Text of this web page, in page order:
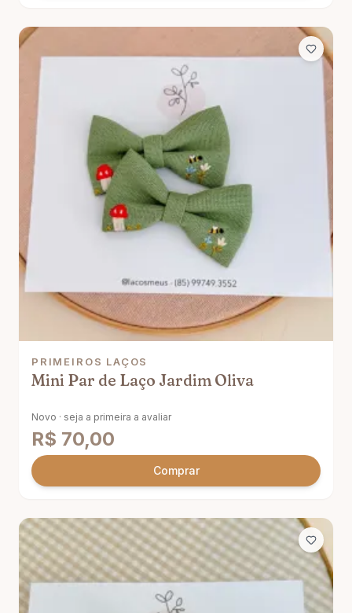
PRIMEIROS LAÇOS
Mini Par de Laço Jardim Oliva
Novo · seja a primeira a avaliar
R$ 70,00
Comprar